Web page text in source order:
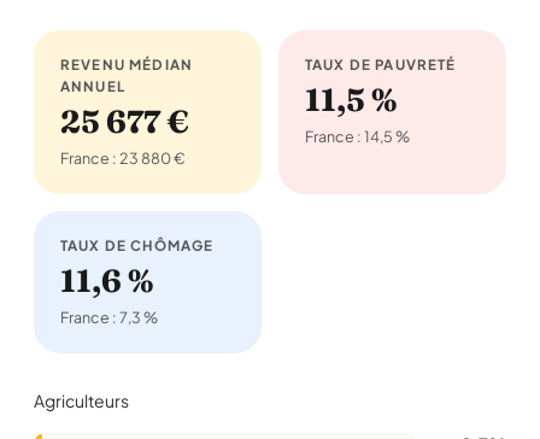
REVENU MÉDIAN
ANNUEL
25 677 €
France : 23 880 €
TAUX DE PAUVRETÉ
11,5 %
France : 14,5 %
TAUX DE CHÔMAGE
11,6 %
France : 7,3 %
Agriculteurs